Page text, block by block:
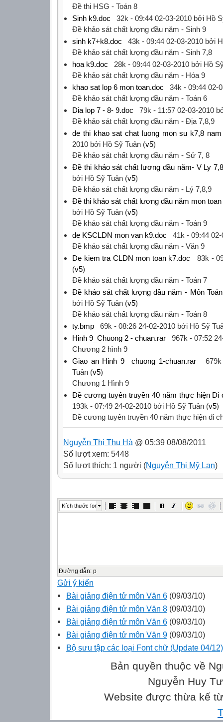
‎Đề thi HSG - Toán 8‎
Sinh k9.doc
32k - 09:44 02-03-2010 bởi Hồ
‎Đề khảo sát chất lượng đầu năm - Sinh 9‎
sinh k7+k8.doc
43k - 09:44 02-03-2010 bởi
‎Đề khảo sát chất lượng đầu năm - Sinh 7,8‎
hoa k9.doc
28k - 09:44 02-03-2010 bởi Hồ
‎Đề khảo sát chất lượng đầu năm - Hóa 9‎
khao sat lop 6 mon toan.doc
34k - 09:44 02-
‎Đề khảo sát chất lượng đầu năm - Toán 6‎
Dia lop 7 - 8- 9.doc
79k - 11:57 02-03-2010
‎Đề khảo sát chất lượng đầu năm - Địa 7,8,9‎
de thi khao sat chat luong mon su k7,8 nam
2010 bởi Hồ Sỹ Tuân (v5)
‎Đề khảo sát chất lượng đầu năm - Sử 7, 8‎
Đề thi khảo sát chất lương đầu năm- V Ly
bởi Hồ Sỹ Tuân (v5)
‎Đề khảo sát chất lượng đầu năm - Lý 7,8,9‎
Đề thi khảo sát chất lương đầu năm mon
bởi Hồ Sỹ Tuân (v5)
‎Đề khảo sát chất lượng đầu năm - Toán 9‎
de KSCLDN mon van k9.doc
41k - 09:44
‎Đề khảo sát chất lượng đầu năm - Văn 9‎
De kiem tra CLDN mon toan k7.doc
83k -
(v5)
‎Đề khảo sát chất lượng đầu năm - Toán 7‎
Đề khảo sát chất lượng đầu năm - Môn
bởi Hồ Sỹ Tuân (v5)
‎Đề khảo sát chất lượng đầu năm - Toán 8‎
ty.bmp
69k - 08:26 24-02-2010 bởi Hồ Sỹ
Hinh 9_Chuong 2 - chuan.rar
967k - 07:52
‎Chương 2 hình 9‎
Giao an Hinh 9_ chuong 1-chuan.rar
Tuân (v5)
‎Chương 1 Hình 9‎
Đề cương tuyên truyền 40 năm thực hiện Di
193k - 07:49 24-02-2010 bởi Hồ Sỹ Tuân (v5)
‎Đề cương tuyên truyền 40 năm thực hiện di
Nguyễn Thị Thu Hà @ 05:39 08/08/2011
Số lượt xem: 5448
Số lượt thích: 1 người (Nguyễn Thị Mỹ Lan)
Kích thước font
Đường dẫn: p
Gửi ý kiến
Bài giảng điện tử môn Văn 6 (09/03/10)
Bài giảng điện tử môn Văn 8 (09/03/10)
Bài giảng điện tử môn Văn 6 (09/03/10)
Bài giảng điện tử môn Văn 9 (09/03/10)
Bộ sưu tập các loại Font chữ (Update 04/12)
Bản quyền thuộc về
Nguyễn Huy
Website được thừa kế